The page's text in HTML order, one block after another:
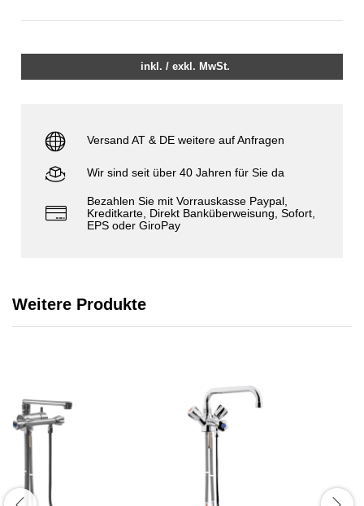
inkl. / exkl. MwSt.
Versand AT & DE weitere auf Anfragen
Wir sind seit über 40 Jahren für Sie da
Bezahlen Sie mit Vorrauskasse Paypal,
Kreditkarte, Direkt Banküberweisung, Sofort,
EPS oder GiroPay
Weitere Produkte